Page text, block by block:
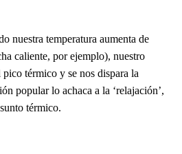
nuestra temperatura aumenta de
caliente, por ejemplo), nuestro
térmico y se nos dispara la
popular lo achaca a la ‘relajación’,
térmico.